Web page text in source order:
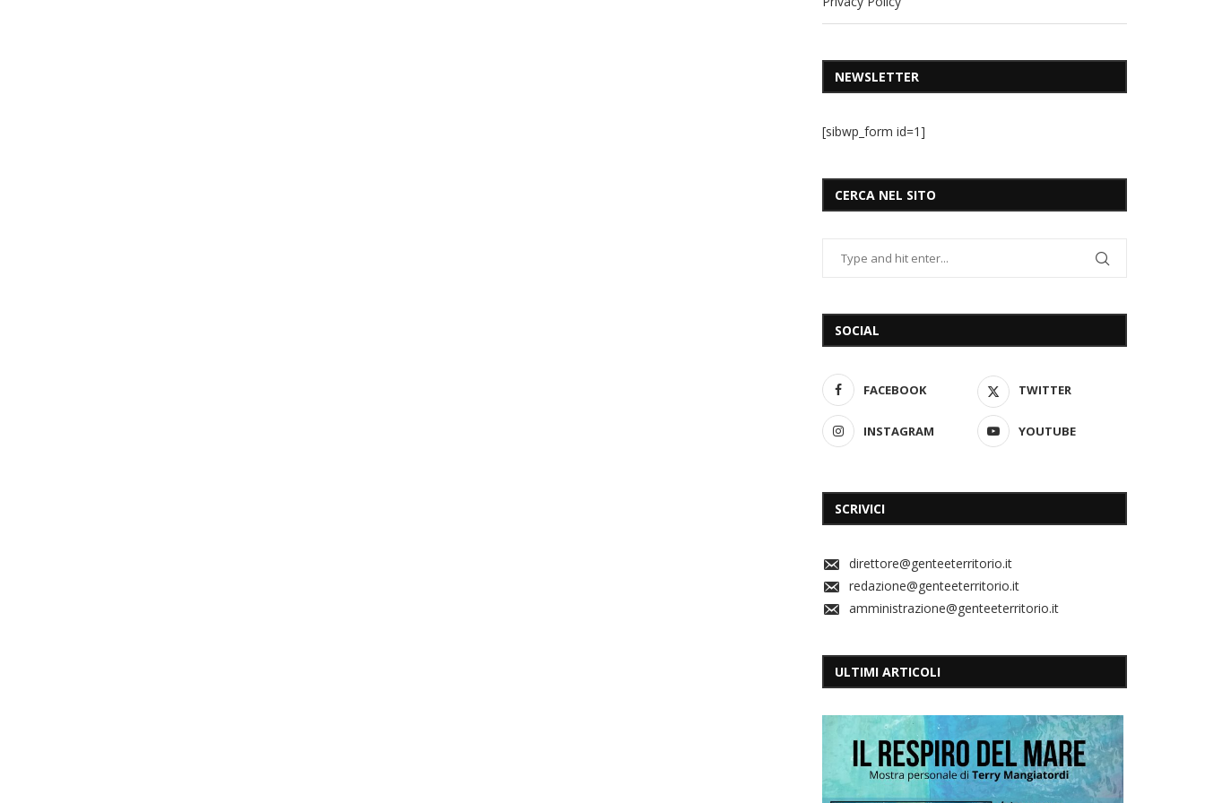
NEWSLETTER
[sibwp_form id=1]
CERCA NEL SITO
SOCIAL
FACEBOOK TWITTER
INSTAGRAM YOUTUBE
SCRIVICI
direttore@genteeterritorio.it
redazione@genteeterritorio.it
amministrazione@genteeterritorio.it
ULTIMI ARTICOLI